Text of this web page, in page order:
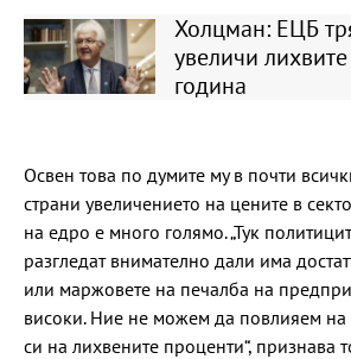
Холцман: ЕЦБ
увеличи
година
Освен това по думите му в почти
страни увеличението на цените в
на едро е много голямо. „Тук
разгледат внимателно дали има
или маржовете на печалба на
високи. Ние не можем да повлияем на
си на лихвените проценти“, признава